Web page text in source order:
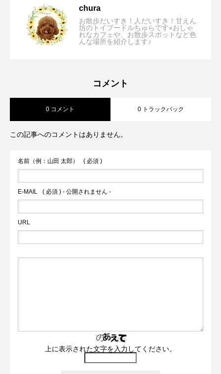
chura
お散歩だいすき！人だいすき！甘えん
坊のトイプードルちゅらです⭐︎おしゃ
れなカフェや、お散歩スポットなど色
んな場所を紹介します♪
2026.07.31 【大阪/箕面】B stand ＋「店内ペット可⭐︎
コーヒー、サーフィン、バイクがテーマ
2026.07.29 【兵庫/西宮】Cercle Dish and
ツを古民家カフェの縁側席で堪能⭐︎」
ルシーで栄養満点！わんこが大好きな素
コメント
0 コメント 0 トラックバック
この記事へのコメントはありません。
名前（例：山田 太郎） ( 必須 )
E-MAIL ( 必須 ) - 公開されません -
URL
上に表示された文字を入力してください。